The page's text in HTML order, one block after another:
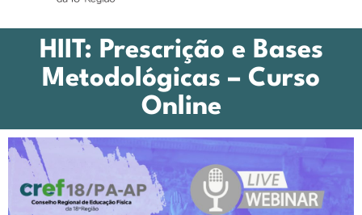
HIIT: Prescrição e Bases
Metodológicas – Curso
Online